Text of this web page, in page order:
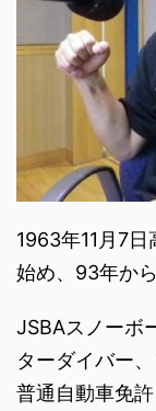
1963年11月7
始め、93年か
JSBAスノーボ
ターダイバー
普通自動車免